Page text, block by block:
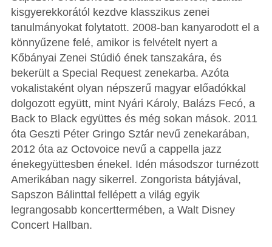
kisgyerekkorától kezdve klasszikus zenei
tanulmányokat folytatott. 2008-ban kanyarodott el a
könnyűzene felé, amikor is felvételt nyert a
Kőbányai Zenei Stúdió ének tanszakára, és
bekerült a Special Request zenekarba. Azóta
vokalistaként olyan népszerű magyar előadókkal
dolgozott együtt, mint Nyári Károly, Balázs Fecó, a
Back to Black együttes és még sokan mások. 2011
óta Geszti Péter Gringo Sztár nevű zenekarában,
2012 óta az Octovoice nevű a cappella jazz
énekegyüttesben énekel. Idén másodszor turnézott
Amerikában nagy sikerrel. Zongorista bátyjával,
Sapszon Bálinttal fellépett a világ egyik
legrangosabb koncerttermében, a Walt Disney
Concert Hallban.